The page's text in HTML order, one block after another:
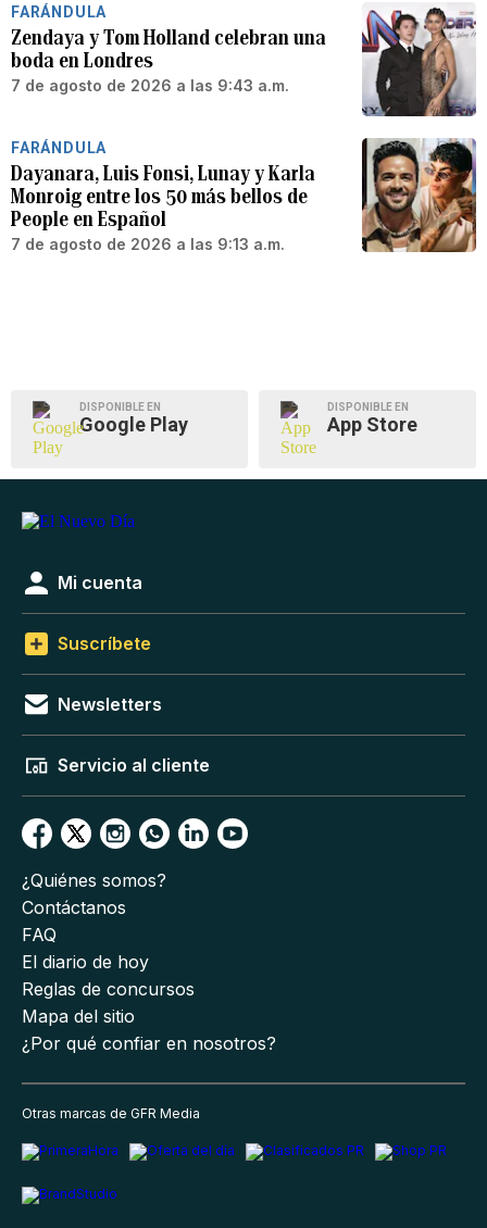
FARÁNDULA
Zendaya y Tom Holland celebran una
boda en Londres
7 de agosto de 2026 a las 9:43 a.m.
FARÁNDULA
Dayanara, Luis Fonsi, Lunay y Karla
Monroig entre los 50 más bellos de
People en Español
7 de agosto de 2026 a las 9:13 a.m.
DISPONIBLE EN
Google Play
DISPONIBLE EN
App Store
Mi cuenta
Suscríbete
Newsletters
Servicio al cliente
¿Quiénes somos?
Contáctanos
FAQ
El diario de hoy
Reglas de concursos
Mapa del sitio
¿Por qué confiar en nosotros?
Otras marcas de GFR Media